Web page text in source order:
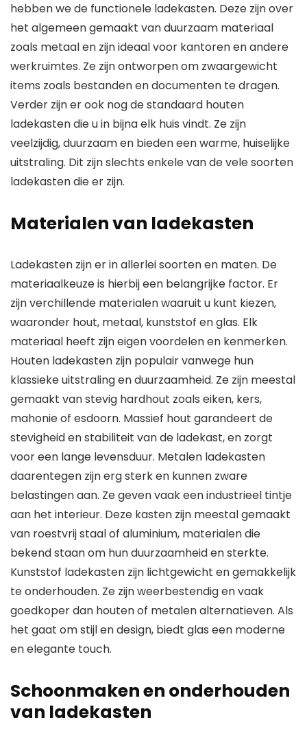
hebben we de functionele ladekasten. Deze zijn over
het algemeen gemaakt van duurzaam materiaal
zoals metaal en zijn ideaal voor kantoren en andere
werkruimtes. Ze zijn ontworpen om zwaargewicht
items zoals bestanden en documenten te dragen.
Verder zijn er ook nog de standaard houten
ladekasten die u in bijna elk huis vindt. Ze zijn
veelzijdig, duurzaam en bieden een warme, huiselijke
uitstraling. Dit zijn slechts enkele van de vele soorten
ladekasten die er zijn.
Materialen van ladekasten
Ladekasten zijn er in allerlei soorten en maten. De
materiaalkeuze is hierbij een belangrijke factor. Er
zijn verchillende materialen waaruit u kunt kiezen,
waaronder hout, metaal, kunststof en glas. Elk
materiaal heeft zijn eigen voordelen en kenmerken.
Houten ladekasten zijn populair vanwege hun
klassieke uitstraling en duurzaamheid. Ze zijn meestal
gemaakt van stevig hardhout zoals eiken, kers,
mahonie of esdoorn. Massief hout garandeert de
stevigheid en stabiliteit van de ladekast, en zorgt
voor een lange levensduur. Metalen ladekasten
daarentegen zijn erg sterk en kunnen zware
belastingen aan. Ze geven vaak een industrieel tintje
aan het interieur. Deze kasten zijn meestal gemaakt
van roestvrij staal of aluminium, materialen die
bekend staan om hun duurzaamheid en sterkte.
Kunststof ladekasten zijn lichtgewicht en gemakkelijk
te onderhouden. Ze zijn weerbestendig en vaak
goedkoper dan houten of metalen alternatieven. Als
het gaat om stijl en design, biedt glas een moderne
en elegante touch.
Schoonmaken en onderhouden
van ladekasten